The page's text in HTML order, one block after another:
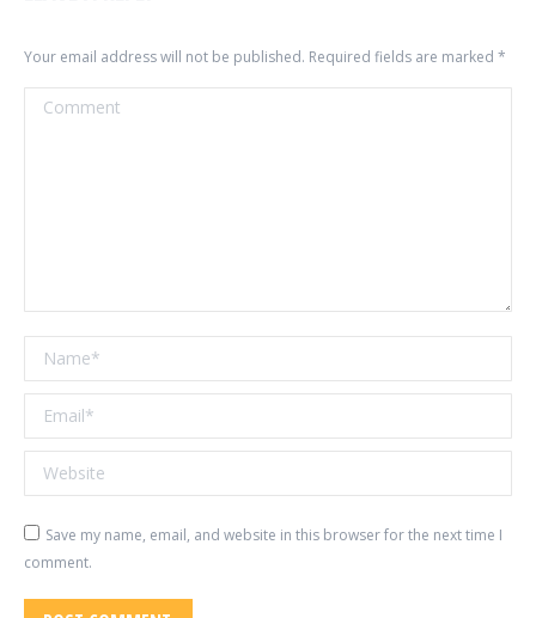
Your email address will not be published. Required fields are marked *
Comment
Name *
Email *
Website
Save my name, email, and website in this browser for the next time I
comment.